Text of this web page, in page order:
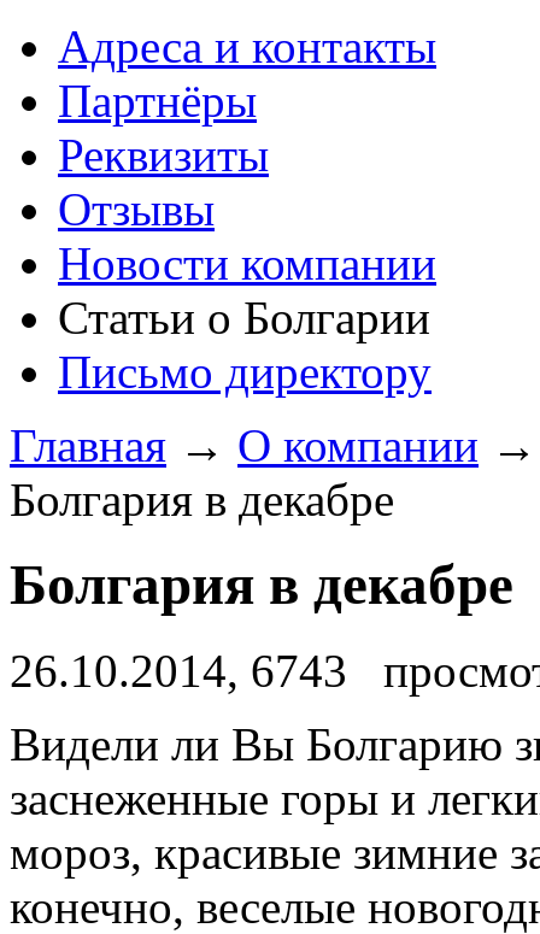
Адреса и контакты
Партнёры
Реквизиты
Отзывы
Новости компании
Статьи о Болгарии
Письмо директору
Главная → О компании →
Болгария в декабре
Болгария в декабре
26.10.2014, 6743
Видели ли Вы Болгарию
заснеженные горы и
мороз, красивые зимние
конечно, веселые